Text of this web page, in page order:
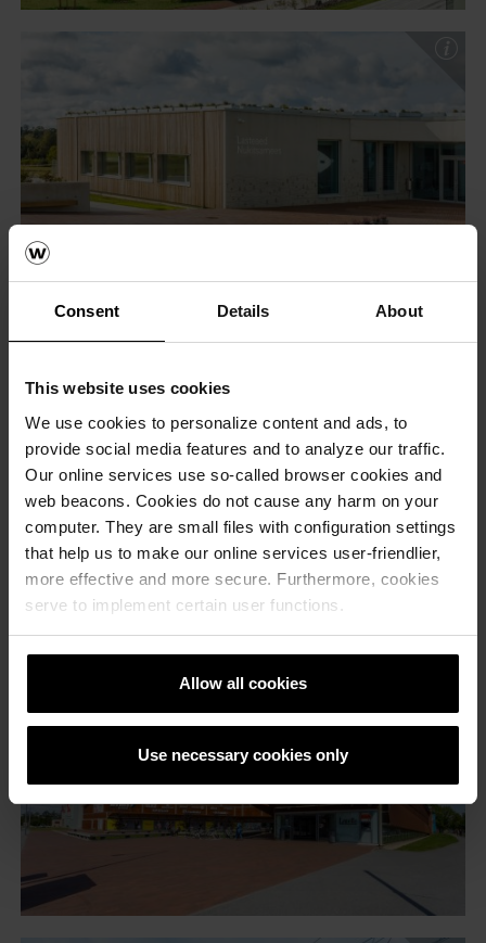
Consent Details About
This website uses cookies
We use cookies to personalize content and ads, to
provide social media features and to analyze our traffic.
Our online services use so-called browser cookies and
web beacons. Cookies do not cause any harm on your
computer. They are small files with configuration settings
that help us to make our online services user-friendlier,
more effective and more secure. Furthermore, cookies
serve to implement certain user functions.
Allow all cookies
Use necessary cookies only